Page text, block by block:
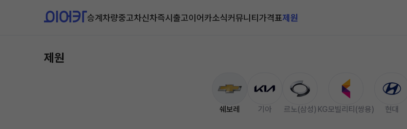
승계차량중고차신차즉시출고이어카소식커뮤니티가격표제원
제원
쉐보레 기아 르노(삼성) KG모빌리티(쌍용) 현대